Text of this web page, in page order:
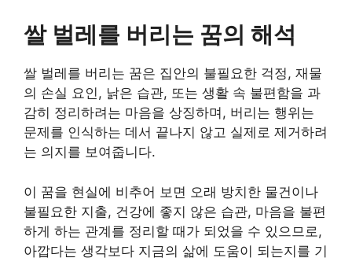
쌀 벌레를 버리는 꿈의 해석
쌀 벌레를 버리는 꿈은 집안의 불필요한 걱정, 재물
의 손실 요인, 낡은 습관, 또는 생활 속 불편함을 과
감히 정리하려는 마음을 상징하며, 버리는 행위는
문제를 인식하는 데서 끝나지 않고 실제로 제거하려
는 의지를 보여줍니다.
이 꿈을 현실에 비추어 보면 오래 방치한 물건이나
불필요한 지출, 건강에 좋지 않은 습관, 마음을 불편
하게 하는 관계를 정리할 때가 되었을 수 있으므로,
아깝다는 생각보다 지금의 삶에 도움이 되는지를 기